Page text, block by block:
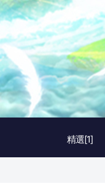
精選[1]